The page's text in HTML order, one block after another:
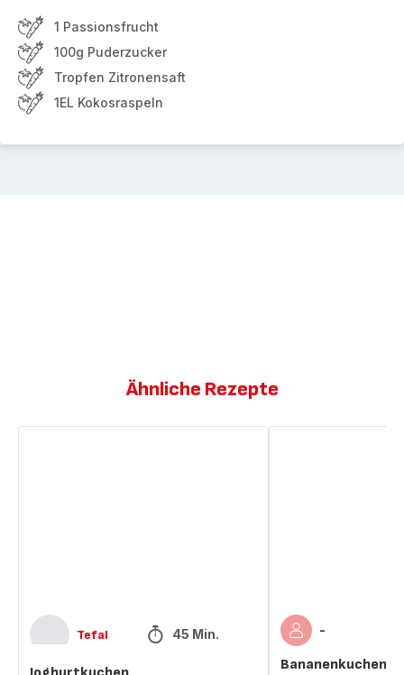
1 Passionsfrucht
100g Puderzucker
Tropfen Zitronensaft
1EL Kokosraspeln
Ähnliche Rezepte
Tefal 45 Min. -
Bananenkuchen